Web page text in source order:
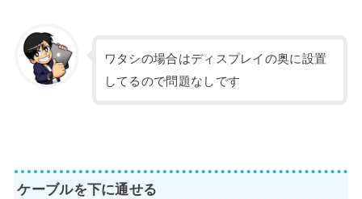
ワタシの場合はディスプレイの奥に設置
してるので問題なしです
ケーブルを下に通せる